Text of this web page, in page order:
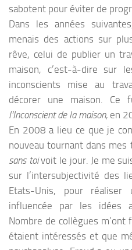
sabotent pour éviter de
Dans les années
menais des actions sur
rêve, celui de publier un
maison, c’est-à-dire sur
inconscients mise au
décorer une maison. Ce
l’Inconscient de la maison, en
En 2008 a lieu ce que je
nouveau tournant dans mes
sans toivoit le jour. Je me
sur l’intersubjectivité des
Etats-Unis, pour réaliser
influencée par les idées
Nombre de collègues m’ont
étaient intéressés et que